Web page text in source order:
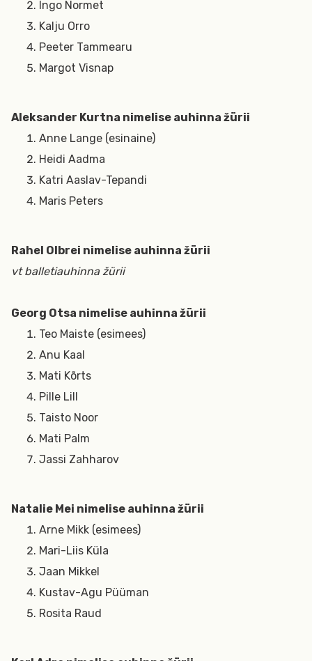
Ingo Normet
Kalju Orro
Peeter Tammearu
Margot Visnap
Aleksander Kurtna nimelise auhinna žürii
Anne Lange (esinaine)
Heidi Aadma
Katri Aaslav-Tepandi
Maris Peters
Rahel Olbrei nimelise auhinna žürii
vt balletiauhinna žürii
Georg Otsa nimelise auhinna žürii
Teo Maiste (esimees)
Anu Kaal
Mati Kõrts
Pille Lill
Taisto Noor
Mati Palm
Jassi Zahharov
Natalie Mei nimelise auhinna žürii
Arne Mikk (esimees)
Mari-Liis Küla
Jaan Mikkel
Kustav-Agu Püüman
Rosita Raud